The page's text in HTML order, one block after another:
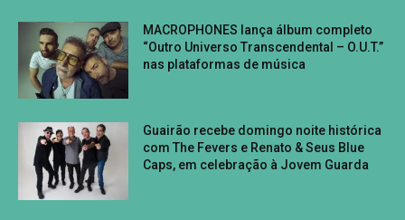
MACROPHONES lança álbum completo
“Outro Universo Transcendental – O.U.T.”
nas plataformas de música
Guairão recebe domingo noite histórica
com The Fevers e Renato & Seus Blue
Caps, em celebração à Jovem Guarda